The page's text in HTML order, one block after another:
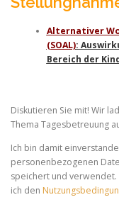
Alternativer
(SOAL):
Bereich der
Diskutieren Sie mit! Wir
Thema Tagesbetreuung
Ich bin damit
personenbezogenen
speichert und
ich den